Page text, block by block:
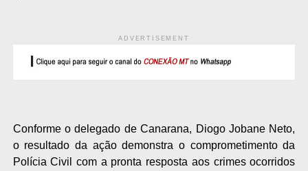
ADVERTISEMENT
Conforme o delegado de Canarana, Diogo Jobane Neto,
o resultado da ação demonstra o comprometimento da
Polícia Civil com a pronta resposta aos crimes ocorridos